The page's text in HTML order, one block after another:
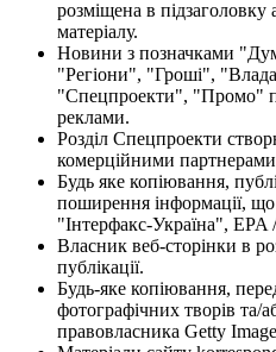
розміщена в
матеріалу.
Новини з позначками
"Регіони", "Гроші",
"Спецпроекти", "Промо"
реклами.
Розділ Спецпроекти
комерційними
Будь яке копіювання,
поширення інформації,
"Інтерфакс-Україна", EPA
Власник веб-сторінки в
публікації.
Будь-яке копіювання,
фотографічних творів та/
правовласника Getty